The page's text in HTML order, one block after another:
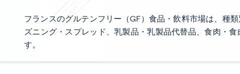
フランスのグルテンフリー（GF）食品・飲料市場は、種
ズニング・スプレッド、乳製品・乳製品代替品、食肉・
す。